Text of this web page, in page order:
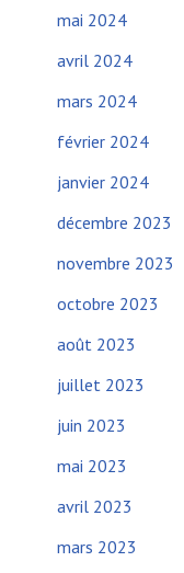
mai 2024
avril 2024
mars 2024
février 2024
janvier 2024
décembre 2023
novembre 2023
octobre 2023
août 2023
juillet 2023
juin 2023
mai 2023
avril 2023
mars 2023